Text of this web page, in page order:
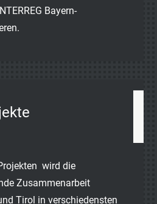
Bayern-
wird die
Zusammenarbeit
Tirol in verschiedensten